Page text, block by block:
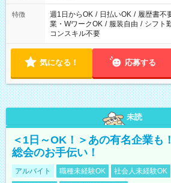
特徴 週1日からOK / 日払いOK / 履歴書不
業・WワークOK / 服装自由 / シフト
コンスキル不要
気になる！ 応募する
未読
＜1日～OK！＞あの有名企業も
総会のお手伝い！
アルバイト 職種未経験OK 社会人未経験OK